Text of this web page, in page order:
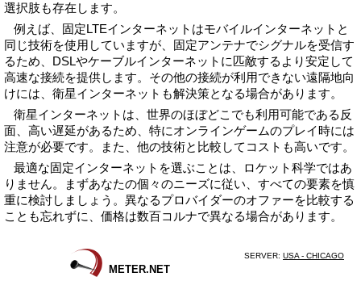
選択肢も存在します。
例えば、固定LTEインターネットはモバイルインターネットと
同じ技術を使用していますが、固定アンテナでシグナルを受信す
るため、DSLやケーブルインターネットに匹敵するより安定して
高速な接続を提供します。その他の接続が利用できない遠隔地向
けには、衛星インターネットも解決策となる場合があります。
衛星インターネットは、世界のほぼどこでも利用可能である反
面、高い遅延があるため、特にオンラインゲームのプレイ時には
注意が必要です。また、他の技術と比較してコストも高いです。
最適な固定インターネットを選ぶことは、ロケット科学ではあ
りません。まずあなたの個々のニーズに従い、すべての要素を慎
重に検討しましょう。異なるプロバイダーのオファーを比較する
ことも忘れずに、価格は数百コルナで異なる場合があります。